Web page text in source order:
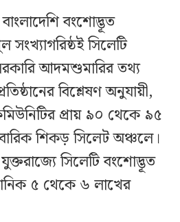
বংশোদ্ভূত
সিলেটি
আদমশুমারির তথ্য
বিশ্লেষণ অনুযায়ী,
প্রায় ৯০ থেকে ৯৫
শিকড় সিলেট অঞ্চলে।
সিলেটি বংশোদ্ভূত
৫ থেকে ৬ লাখের